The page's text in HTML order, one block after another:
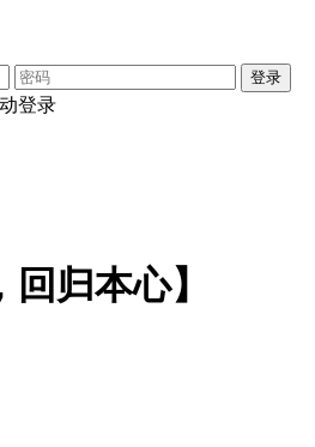
登录
登录
回归本心】